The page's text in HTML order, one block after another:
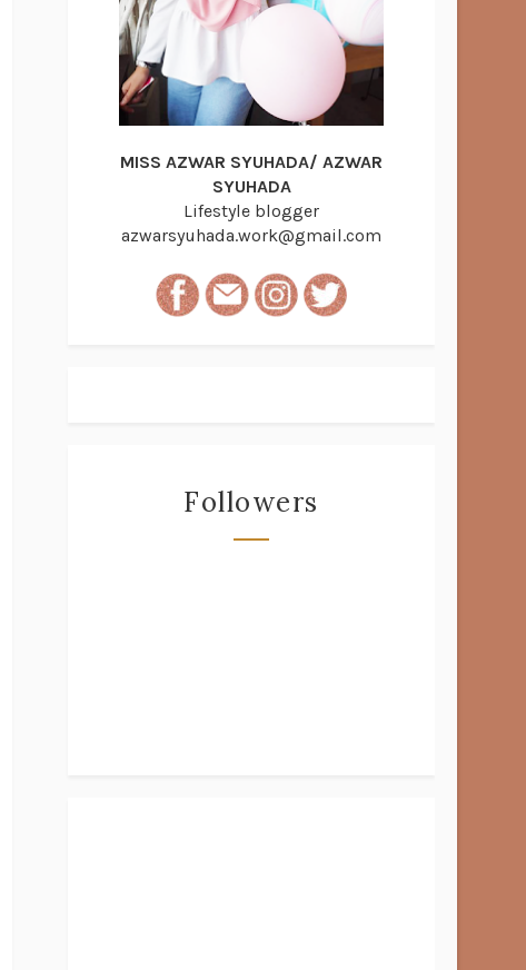
MISS AZWAR SYUHADA/ AZWAR
SYUHADA
Lifestyle blogger
azwarsyuhada.work@gmail.com
Followers